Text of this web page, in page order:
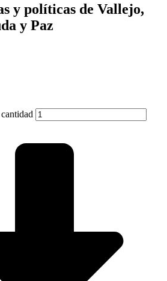
y políticas de Vallejo,
y Paz